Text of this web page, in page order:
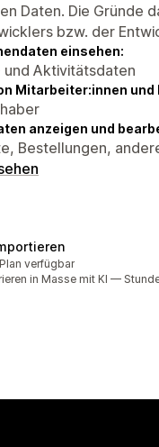
Daten. Die Gründe
bzw. der
einsehen:
und Aktivitätsdaten
Mitarbeiter:innen
anzeigen und
Bestellungen,
verfügbar
in Masse mit KI —